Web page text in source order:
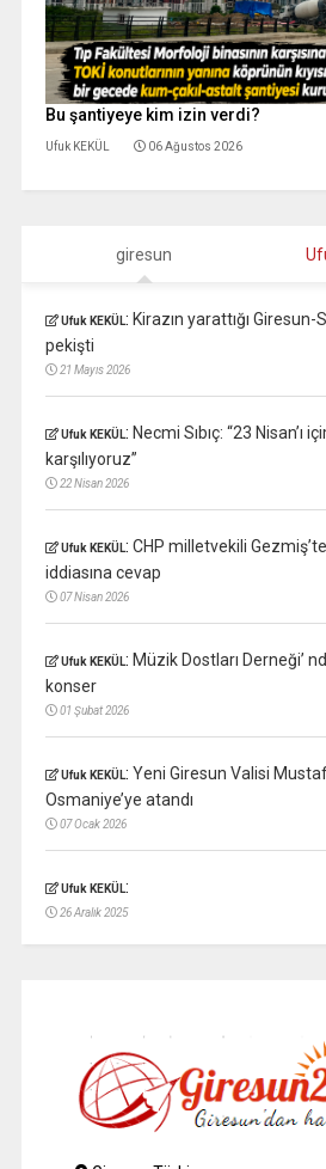
Bu şantiyeye kim izin verdi?
Ufuk KEKÜL 06 Ağustos 2026
giresun
Ufuk KEKÜL: Kirazın yarattığı
pekişti
21 Mayıs 2026
Ufuk KEKÜL: Necmi Sıbıç: “23 Nisan’ı
karşılıyoruz”
22 Nisan 2026
Ufuk KEKÜL: CHP milletvekili
iddiasına cevap
07 Nisan 2026
Ufuk KEKÜL: Müzik Dostları Derneği’
konser
01 Şubat 2026
Ufuk KEKÜL: Yeni Giresun Valisi
Osmaniye’ye atandı
07 Ocak 2026
Ufuk KEKÜL:
26 Aralık 2025